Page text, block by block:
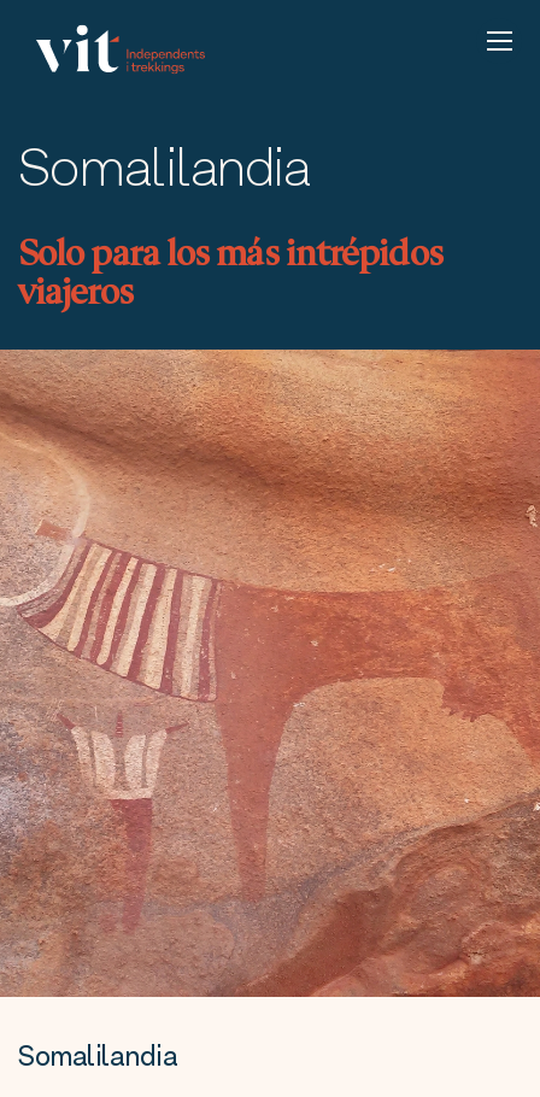
Somalilandia
Solo para los más intrépidos
viajeros
Somalilandia